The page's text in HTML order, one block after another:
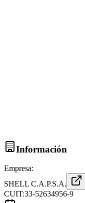
Información
Empresa:
SHELL C.A.P.S.A.
CUIT:33-52634956-9